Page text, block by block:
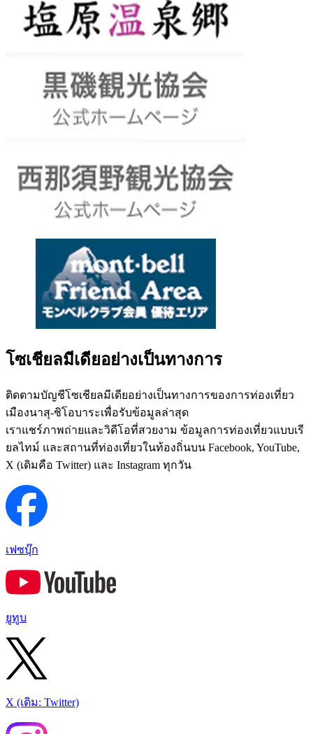
โซเชียลมีเดียอย่างเป็นทางการ
ติดตามบัญชีโซเชียลมีเดียอย่างเป็นทางการของการท่องเที่ยว
เมืองนาสุ-ชิโอบาระเพื่อรับข้อมูลล่าสุด
เราแชร์ภาพถ่ายและวิดีโอที่สวยงาม ข้อมูลการท่องเที่ยวแบบเรี
ยลไทม์ และสถานที่ท่องเที่ยวในท้องถิ่นบน Facebook, YouTube,
X (เดิมคือ Twitter) และ Instagram ทุกวัน
เฟซบุ๊ก
ยูทูบ
X (เดิม: Twitter)